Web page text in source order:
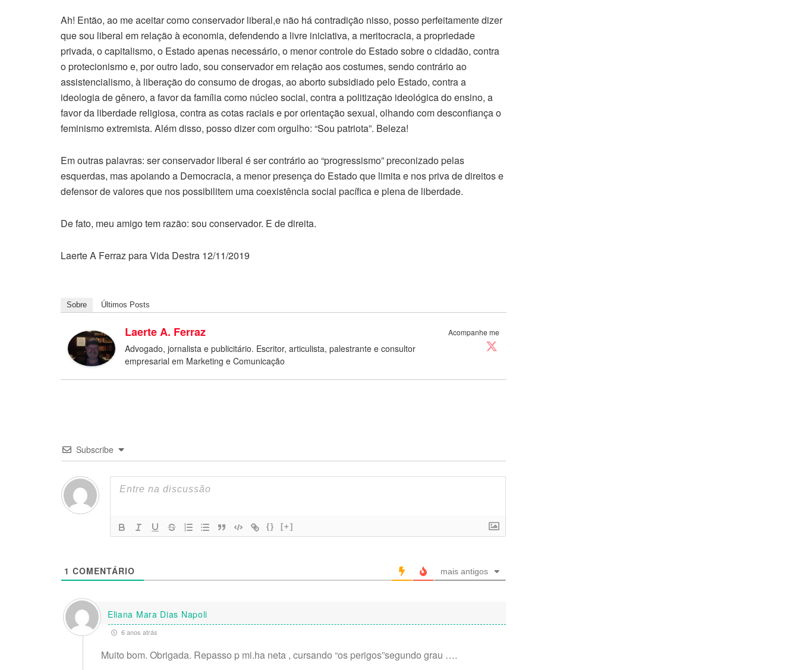
Ah! Então, ao me aceitar como conservador liberal,e não há contradição nisso, posso perfeitamente dizer
que sou liberal em relação à economia, defendendo a livre iniciativa, a meritocracia, a propriedade
privada, o capitalismo, o Estado apenas necessário, o menor controle do Estado sobre o cidadão, contra
o protecionismo e, por outro lado, sou conservador em relação aos costumes, sendo contrário ao
assistencialismo, à liberação do consumo de drogas, ao aborto subsidiado pelo Estado, contra a
ideologia de gênero, a favor da família como núcleo social, contra a politização ideológica do ensino, a
favor da liberdade religiosa, contra as cotas raciais e por orientação sexual, olhando com desconfiança o
feminismo extremista. Além disso, posso dizer com orgulho: “Sou patriota”. Beleza!
Em outras palavras: ser conservador liberal é ser contrário ao “progressismo” preconizado pelas
esquerdas, mas apoiando a Democracia, a menor presença do Estado que limita e nos priva de direitos e
defensor de valores que nos possibilitem uma coexistência social pacífica e plena de liberdade.
De fato, meu amigo tem razão: sou conservador. E de direita.
Laerte A Ferraz para Vida Destra 12/11/2019
Sobre Últimos Posts
Acompanhe me
Laerte A. Ferraz
Advogado, jornalista e publicitário. Escritor, articulista, palestrante e consultor
empresarial em Marketing e Comunicação
Subscribe
{} [+]
1 COMENTÁRIO mais antigos
Eliana Mara Dias Napoli
6 anos atrás
Muito bom. Obrigada. Repasso p mi.ha neta , cursando “os perigos”segundo grau ….